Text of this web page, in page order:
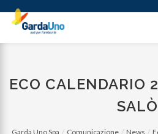
Gardauno
Spa
ECO CALENDARIO
SALÒ
Garda Uno Spa Comunicazione News